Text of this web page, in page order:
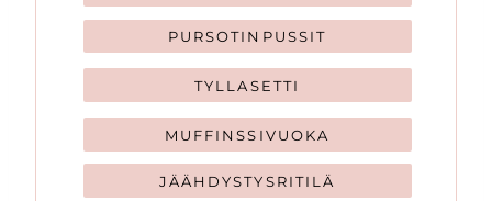
PURSOTINPUSSIT
TYLLASETTI
MUFFINSSIVUOKA
JÄÄHDYSTYSRITILÄ